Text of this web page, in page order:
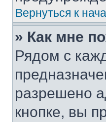
Вернуться к
» Как мне
Рядом с
разрешено
кнопке, вы